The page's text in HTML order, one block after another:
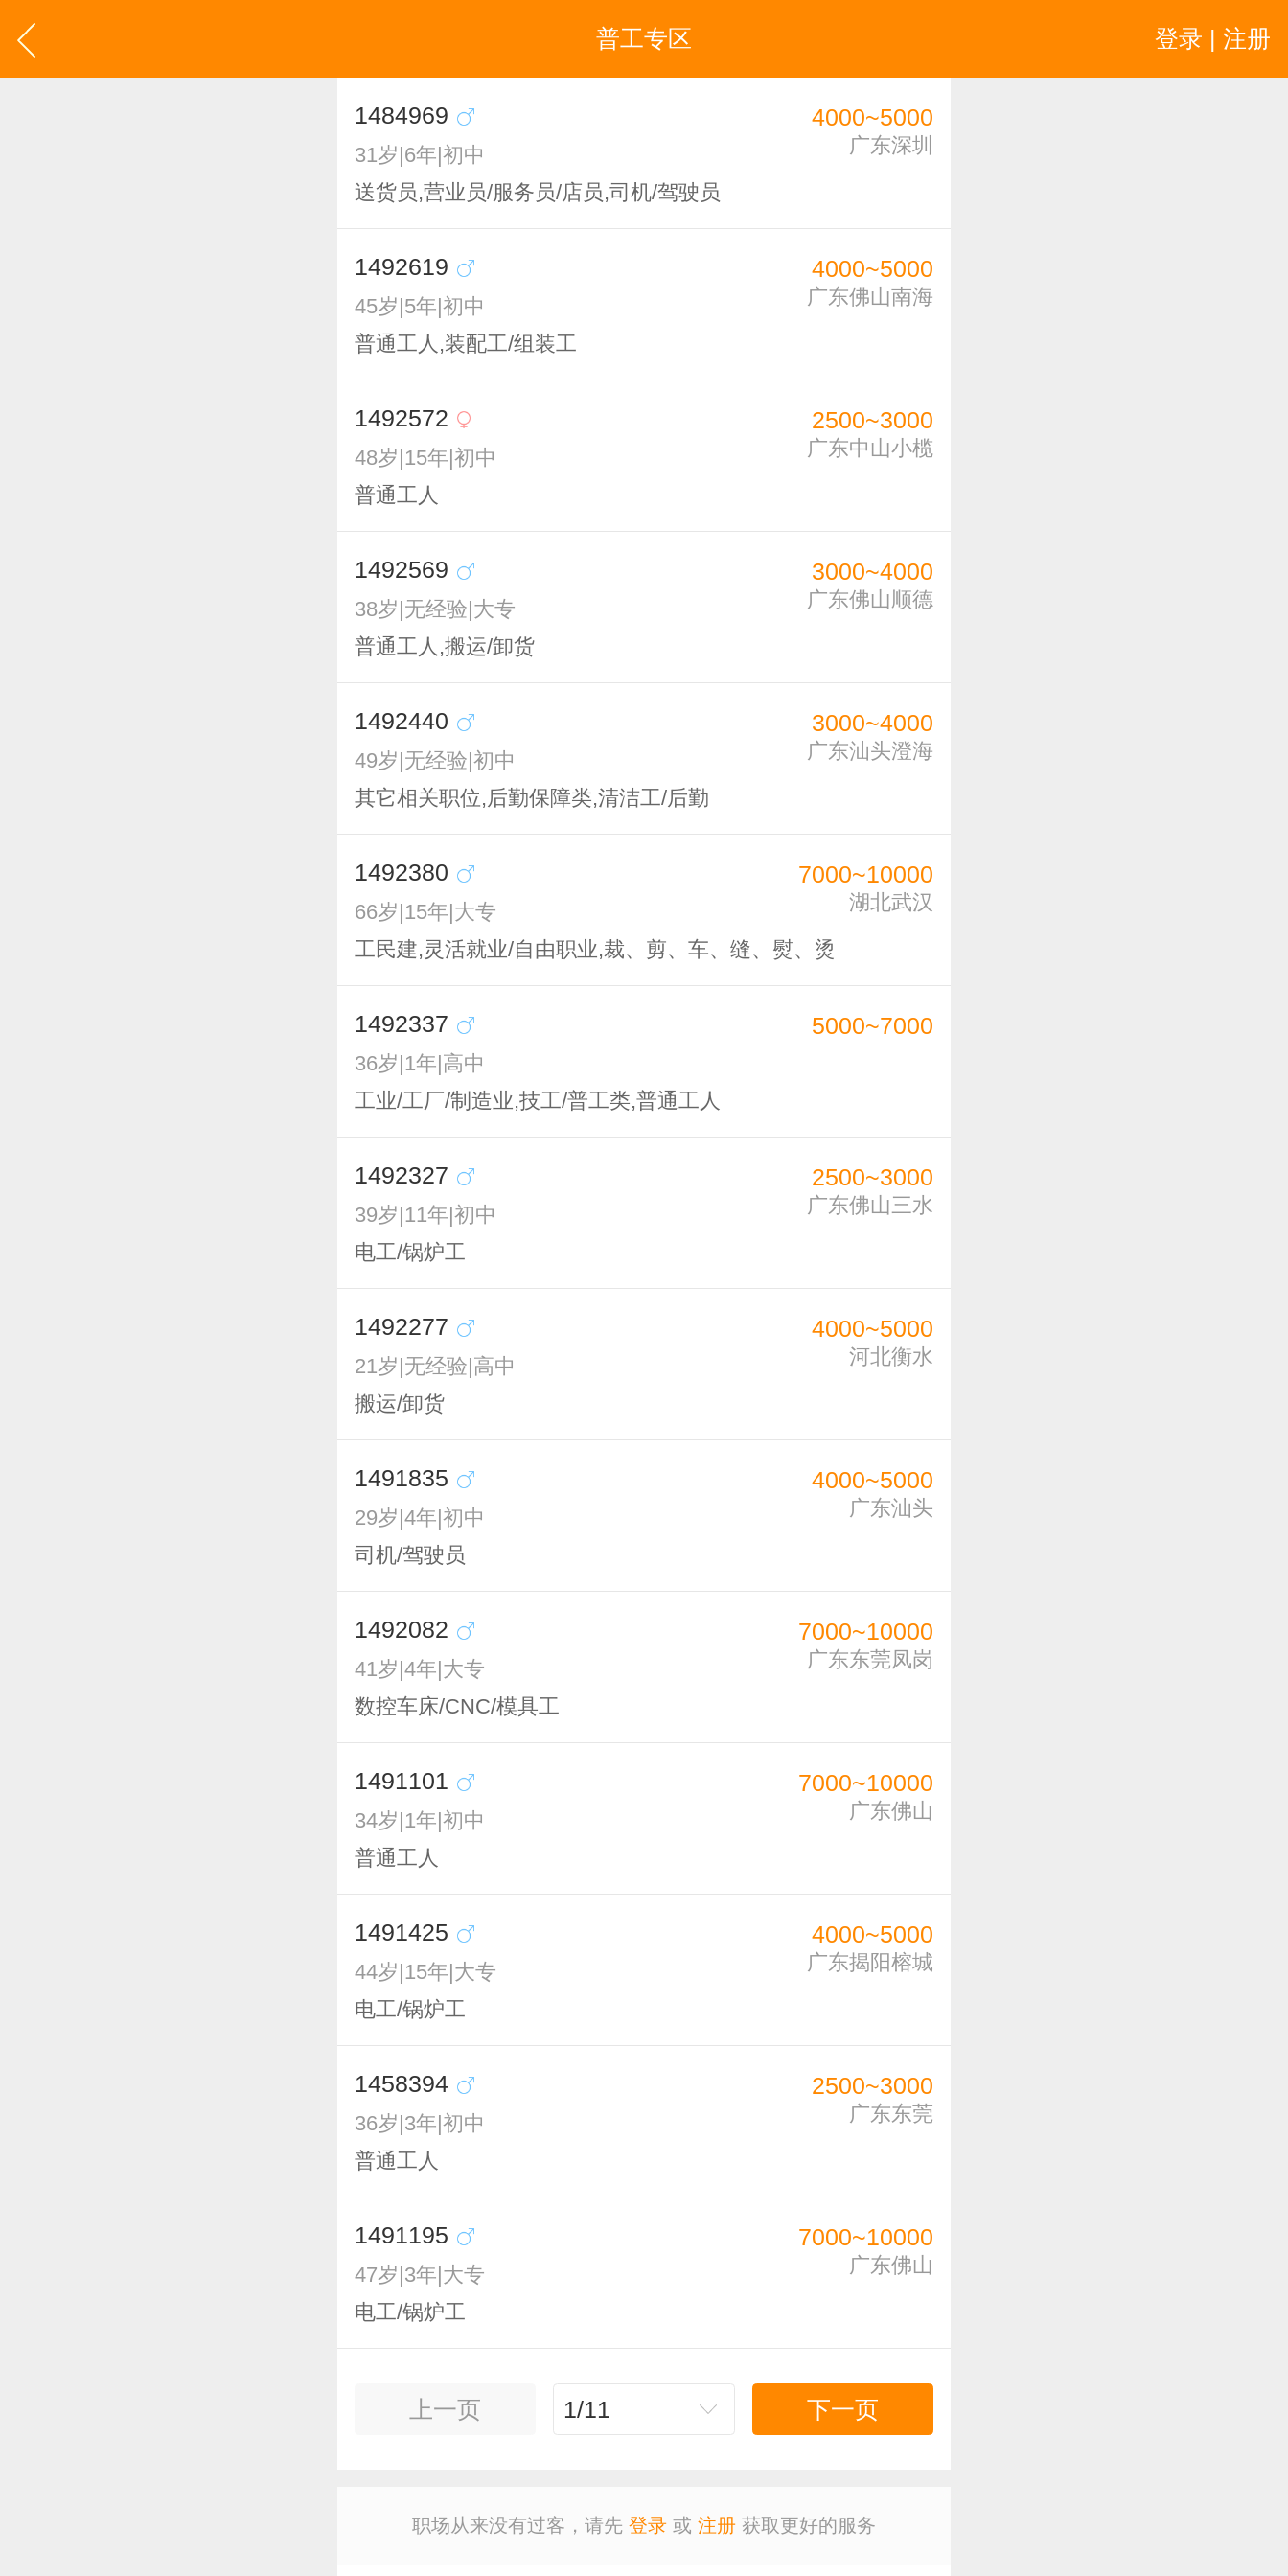
登录 | 注册
普工专区
1484969
31岁|6年|初中
4000~5000
广东深圳
送货员,营业员/服务员/店员,司机/驾驶员
1492619
45岁|5年|初中
4000~5000
广东佛山南海
普通工人,装配工/组装工
1492572
48岁|15年|初中
2500~3000
广东中山小榄
普通工人
1492569
38岁|无经验|大专
3000~4000
广东佛山顺德
普通工人,搬运/卸货
1492440
49岁|无经验|初中
3000~4000
广东汕头澄海
其它相关职位,后勤保障类,清洁工/后勤
1492380
66岁|15年|大专
7000~10000
湖北武汉
工民建,灵活就业/自由职业,裁、剪、车、缝、熨、烫
1492337
36岁|1年|高中
5000~7000
工业/工厂/制造业,技工/普工类,普通工人
1492327
39岁|11年|初中
2500~3000
广东佛山三水
电工/锅炉工
1492277
21岁|无经验|高中
4000~5000
河北衡水
搬运/卸货
1491835
29岁|4年|初中
4000~5000
广东汕头
司机/驾驶员
1492082
41岁|4年|大专
7000~10000
广东东莞凤岗
数控车床/CNC/模具工
1491101
34岁|1年|初中
7000~10000
广东佛山
普通工人
1491425
44岁|15年|大专
4000~5000
广东揭阳榕城
电工/锅炉工
1458394
36岁|3年|初中
2500~3000
广东东莞
普通工人
1491195
47岁|3年|大专
7000~10000
广东佛山
电工/锅炉工
上一页 1/11 下一页
职场从来没有过客，请先 登录 或 注册 获取更好的服务